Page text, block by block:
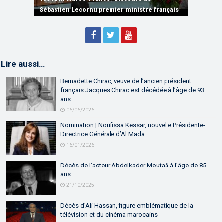
partenariat
Sébastien Lecornu premier ministre français
Discours de M. Aziz Akhannouch
Lire aussi…
Bernadette Chirac, veuve de l’ancien président
français Jacques Chirac est décédée à l’âge de 93
ans
06/06/2026
Nomination | Noufissa Kessar, nouvelle Présidente-
Directrice Générale d’Al Mada
16/01/2026
Décès de l’acteur Abdelkader Moutaâ à l’âge de 85
ans
21/10/2025
Décès d’Ali Hassan, figure emblématique de la
télévision et du cinéma marocains